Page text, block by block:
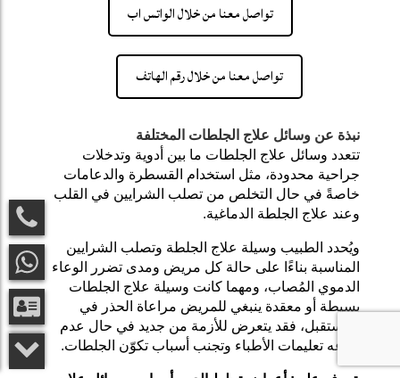
تواصل معنا من خلال الواتس اب
تواصل معنا من خلال رقم الهاتف
نبذة عن وسائل علاج الجلطات المختلفة
تتعدد وسائل علاج الجلطات ما بين أدوية وتدخلات
جراحية محدودة، مثل استخدام القسطرة والدعامات
خاصةً في حال التخلص من تصلب الشرايين في القلب
وعند علاج الجلطة الدماغية.
ويُحدد الطبيب وسيلة علاج الجلطة وتصلب الشرايين
المناسبة بناءًا على حالة كل مريض ومدى تضرر الوعاء
الدموي المُصاب، ومهما كانت وسيلة علاج الجلطات
بسيطة أو معقدة ينبغي للمريض مراعاة الحذر في
المستقبل، فقد يتعرض للأزمة من جديد في حال عدم
اتباعه تعليمات الأطباء وتجنب أسباب تكوّن الجلطات.